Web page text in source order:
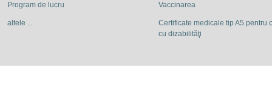
Program de lucru
altele ...
Vaccinarea
Certificate medicale tip A5 pentru
cu dizabilităţi